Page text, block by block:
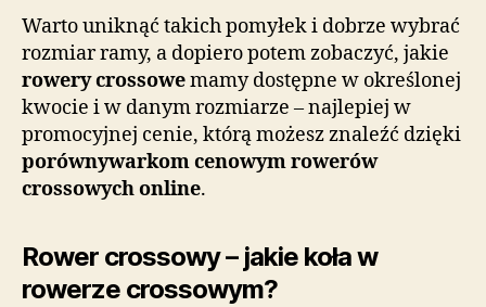
Warto uniknąć takich pomyłek i dobrze wybrać
rozmiar ramy, a dopiero potem zobaczyć, jakie
rowery crossowemamy dostępne w określonej
kwocie i w danym rozmiarze – najlepiej w
promocyjnej cenie, którą możesz znaleźć dzięki
porównywarkom cenowym rowerów
crossowych online.
Rower crossowy – jakie koła w
rowerze crossowym?